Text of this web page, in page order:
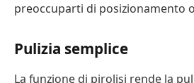
preoccuparti di posizionamento
Pulizia semplice
La funzione di pirolisi rende la